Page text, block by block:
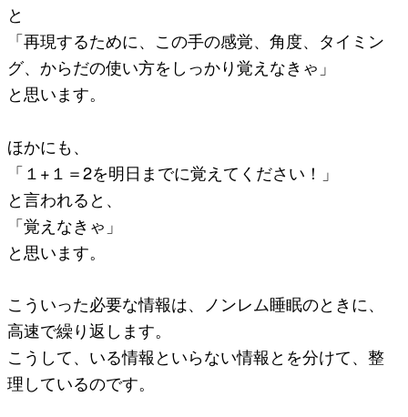
と
「再現するために、この手の感覚、角度、タイミン
グ、からだの使い方をしっかり覚えなきゃ」
と思います。
ほかにも、
「１+１＝2を明日までに覚えてください！」
と言われると、
「覚えなきゃ」
と思います。
こういった必要な情報は、ノンレム睡眠のときに、
高速で繰り返します。
こうして、いる情報といらない情報とを分けて、整
理しているのです。